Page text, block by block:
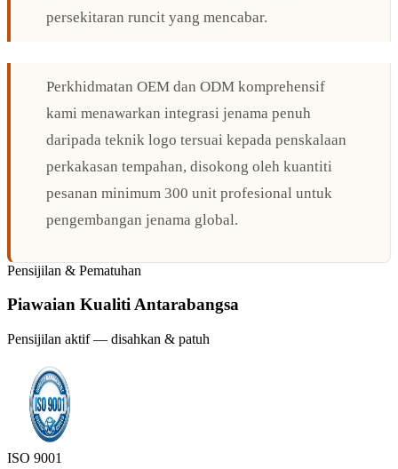
persekitaran runcit yang mencabar.
Perkhidmatan OEM dan ODM komprehensif
kami menawarkan integrasi jenama penuh
daripada teknik logo tersuai kepada penskalaan
perkakasan tempahan, disokong oleh kuantiti
pesanan minimum 300 unit profesional untuk
pengembangan jenama global.
Pensijilan & Pematuhan
Piawaian Kualiti Antarabangsa
Pensijilan aktif — disahkan & patuh
ISO 9001